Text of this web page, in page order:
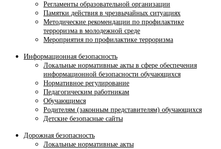
Регламенты образовательной организации
Памятки действия в чрезвычайных ситуациях
Методические рекомендации по профилактике
терроризма в молодежной среде
Мероприятия по профилактике терроризма
Информационная безопасность
Локальные нормативные акты в сфере обеспечения
информационной безопасности обучающихся
Нормативное регулирование
Педагогическим работникам
Обучающимся
Родителям (законным представителям) обучающихся
Детские безопасные сайты
Дорожная безопасность
Локальные нормативные акты